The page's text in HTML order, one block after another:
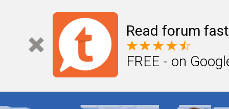
Read forum
FREE - on